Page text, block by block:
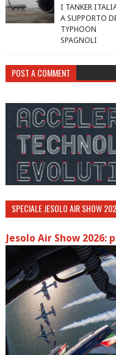
I TANKER
A SUPPORTO
TYPHOON
SPAGNOLI
POST A COMMENT
SPECIALE JESOLO AIR SHOW
Jesolo Air Show